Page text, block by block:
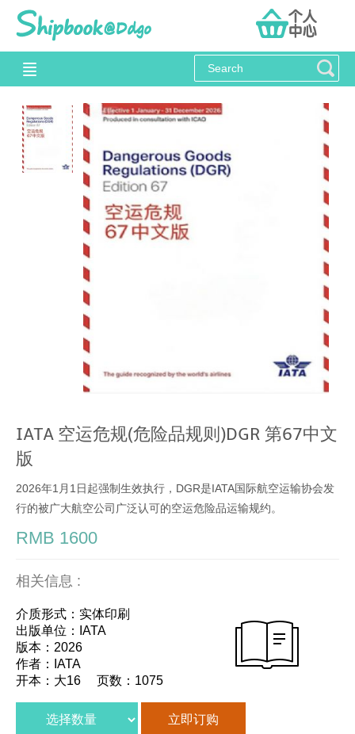
IATA 空运危规(危险品规则)DGR 第67中文
版
2026年1月1日起强制生效执行，DGR是IATA国际航空运输协会发
行的被广大航空公司广泛认可的空运危险品运输规约。
RMB 1600
相关信息 :
介质形式：实体印刷
出版单位：IATA
版本：2026
作者：IATA
开本：大16 页数：1075